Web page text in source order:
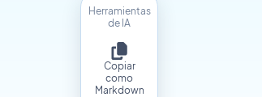
Herramientas
de IA
Copiar
como
Markdown